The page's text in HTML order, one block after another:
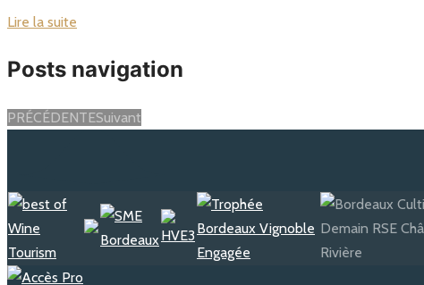
Lire la suite
Posts navigation
PRÉCÉDENTESuivant